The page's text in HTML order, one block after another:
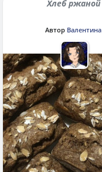
Хлеб ржаной
Автор Валентина